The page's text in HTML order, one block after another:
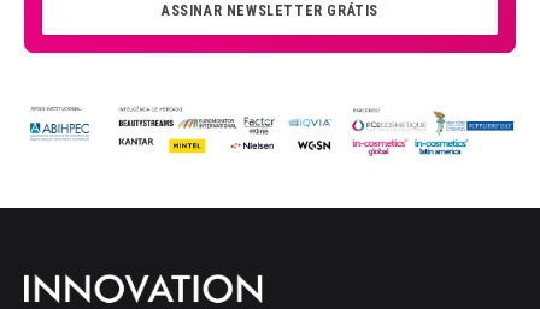
ASSINAR NEWSLETTER GRÁTIS